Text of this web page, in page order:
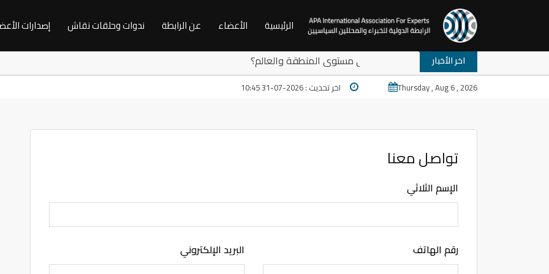
الرئيسية الأعضاء عن الرابطة ندوات وحلقات نقاش إصدارات
اخر الأخبار
القائد الشهيد الخامنئي: أي دلالات ورسائل على مستوى المنطقة والعالم؟
Thursday , Aug 6 , 2026 اخر تحديث : 2026-07-31 10:45
تواصل معنا
الإسم الثلاثي
رقم الهاتف البريد الإلكتروني